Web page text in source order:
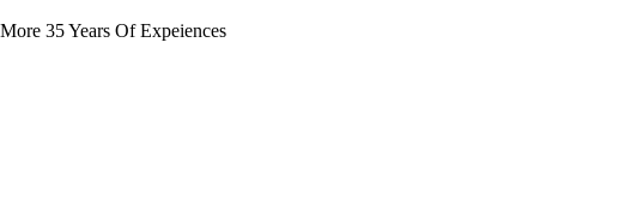
35 Years Of Expeiences